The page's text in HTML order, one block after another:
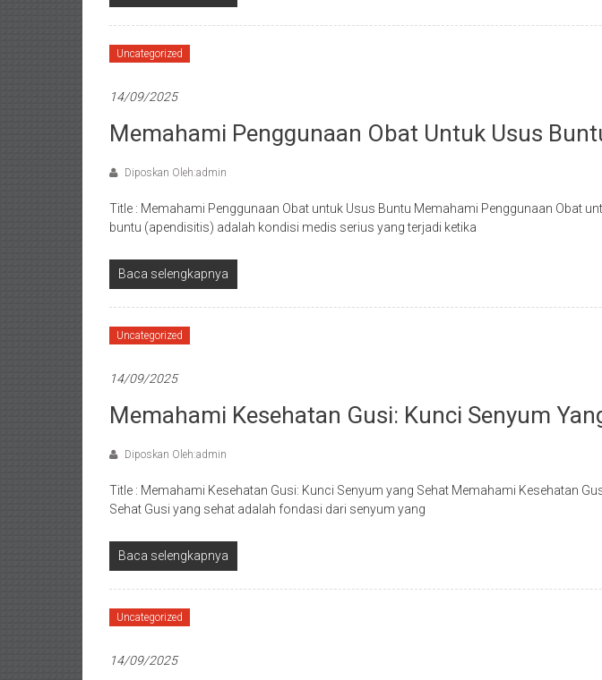
Uncategorized
14/09/2025
Memahami Penggunaan Obat Untuk Usus
Diposkan Oleh:admin
Title : Memahami Penggunaan Obat untuk Usus Buntu Memahami Penggunaan Obat
buntu (apendisitis) adalah kondisi medis serius yang terjadi ketika
Baca selengkapnya
Uncategorized
14/09/2025
Memahami Kesehatan Gusi: Kunci Senyum
Diposkan Oleh:admin
Title : Memahami Kesehatan Gusi: Kunci Senyum yang Sehat Memahami Kesehatan
Sehat Gusi yang sehat adalah fondasi dari senyum yang
Baca selengkapnya
Uncategorized
14/09/2025